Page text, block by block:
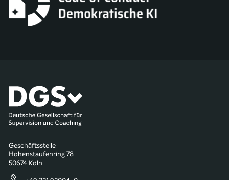
Geschäftsstelle
Hohenstaufenring 78
50674 Köln